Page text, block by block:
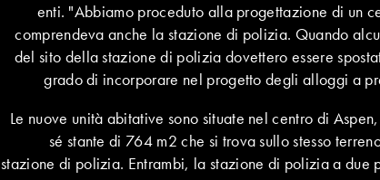
enti. "Abbiamo proceduto alla progettazione di un
comprendeva anche la stazione di polizia. Quando
del sito della stazione di polizia dovettero essere
grado di incorporare nel progetto degli alloggi a
Le nuove unità abitative sono situate nel centro di
sé stante di 764 m2 che si trova sullo stesso
stazione di polizia. Entrambi, la stazione di polizia a due